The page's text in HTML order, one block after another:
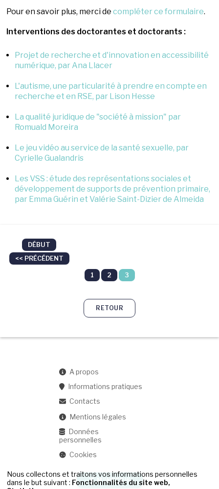
Pour en savoir plus, merci de compléter ce formulaire.
Interventions des doctorantes et doctorants :
Projet de recherche et d'innovation en accessibilité
numérique, par Ana Llacer
L'autisme, une particularité à prendre en compte en
recherche et en RSE, par Lison Hesse
La qualité juridique de "société à mission" par
Romuald Moreira
Le jeu vidéo au service de la santé sexuelle, par
Cyrielle Gualandris
Les VSS : étude des représentations sociales et
développement de supports de prévention primaire,
par Emma Guérin et Valérie Saint-Dizier de Almeida
DÉBUT
<< PRÉCÉDENT
1 2 3
RETOUR
A propos
Informations pratiques
Contacts
Mentions légales
Données
personnelles
Cookies
JE M'INSCRIS
Nous collectons et traitons vos informations personnelles
dans le but suivant : Fonctionnalités du site web,